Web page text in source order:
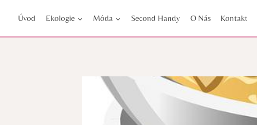
Úvod Ekologie Móda Second Handy O Nás Kontakt